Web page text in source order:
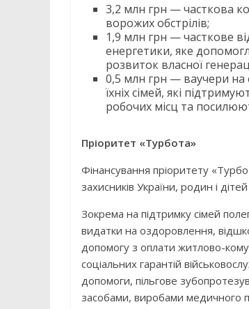
3,2 млн грн — часткова
ворожих обстрілів;
1,9 млн грн — часткове
енергетики, яке
розвиток власної
0,5 млн грн — ваучери на
їхніх сімей, які
робочих місц та
Пріоритет «Турбота»
Фінансування пріоритету
захисників України, родин і
Зокрема на підтримку сімей
видатки на оздоровлення,
допомогу з оплати житлово-
соціальних гарантій
допомоги, пільгове
засобами, виробами медичного